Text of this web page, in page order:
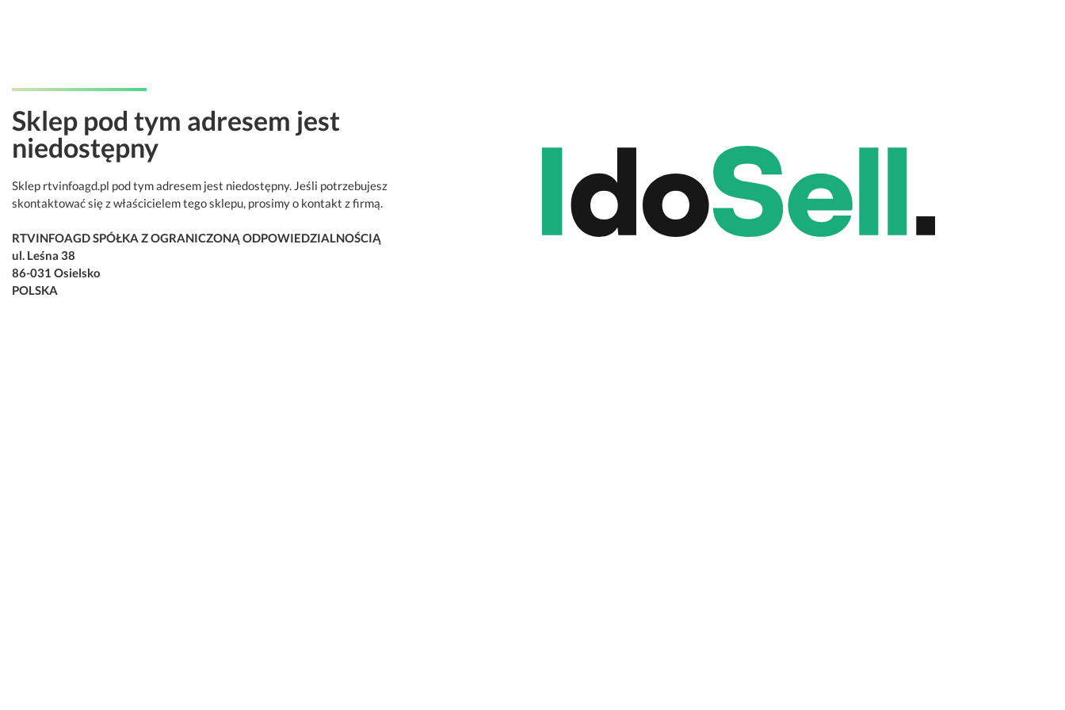
Sklep pod tym adresem jest
niedostępny
Sklep rtvinfoagd.pl pod tym adresem jest niedostępny. Jeśli potrzebujesz
skontaktować się z właścicielem tego sklepu, prosimy o kontakt z firmą.
RTVINFOAGD SPÓŁKA Z OGRANICZONĄ ODPOWIEDZIALNOŚCIĄ
ul. Leśna 38
86-031 Osielsko
POLSKA